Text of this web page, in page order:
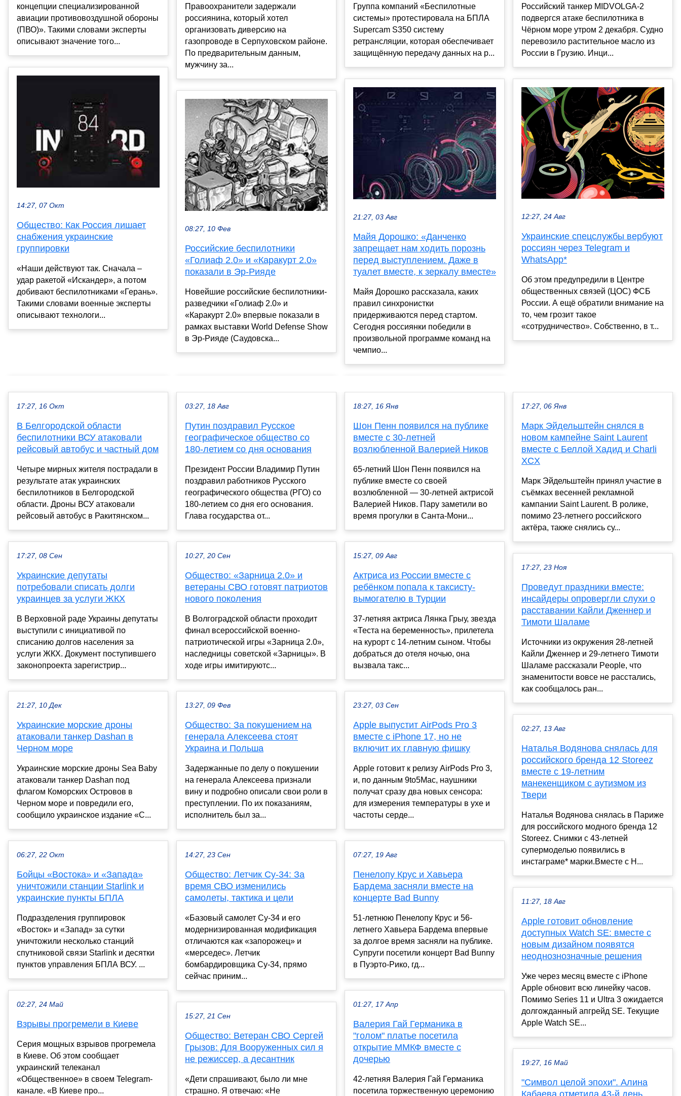
концепции специализированной
авиации противовоздушной обороны
(ПВО)». Такими словами эксперты
описывают значение того...
14:27, 07 Окт
Общество: Как Россия лишает
снабжения украинские
группировки
«Наши действуют так. Сначала –
удар ракетой «Искандер», а потом
добивают беспилотниками «Герань».
Такими словами военные эксперты
описывают технологи...
Правоохранители задержали
россиянина, который хотел
организовать диверсию на
газопроводе в Серпуховском районе.
По предварительным данным,
мужчину за...
08:27, 10 Фев
Российские беспилотники
«Голиаф 2.0» и «Каракурт 2.0»
показали в Эр-Рияде
Новейшие российские беспилотники-
разведчики «Голиаф 2.0» и
«Каракурт 2.0» впервые показали в
рамках выставки World Defense Show
в Эр-Рияде (Саудовска...
Группа компаний «Беспилотные
системы» протестировала на БПЛА
Supercam S350 систему
ретрансляции, которая обеспечивает
защищённую передачу данных на р...
21:27, 03 Авг
Майя Дорошко: «Данченко
запрещает нам ходить порознь
перед выступлением. Даже в
туалет вместе, к зеркалу вместе»
Майя Дорошко рассказала, каких
правил синхронистки
придерживаются перед стартом.
Сегодня россиянки победили в
произвольной программе команд на
чемпио...
Российский танкер MIDVOLGA-2
подвергся атаке беспилотника в
Чёрном море утром 2 декабря. Судно
перевозило растительное масло из
России в Грузию. Инци...
12:27, 24 Авг
Украинские спецслужбы вербуют
россиян через Telegram и
WhatsApp*
Об этом предупредили в Центре
общественных связей (ЦОС) ФСБ
России. А ещё обратили внимание на
то, чем грозит такое
«сотрудничество». Собственно, в т...
17:27, 16 Окт
В Белгородской области
беспилотники ВСУ атаковали
рейсовый автобус и частный дом
Четыре мирных жителя пострадали в
результате атак украинских
беспилотников в Белгородской
области. Дроны ВСУ атаковали
рейсовый автобус в Ракитянском...
17:27, 08 Сен
Украинские депутаты
потребовали списать долги
украинцев за услуги ЖКХ
В Верховной раде Украины депутаты
выступили с инициативой по
списанию долгов населения за
услуги ЖКХ. Документ поступившего
законопроекта зарегистрир...
21:27, 10 Дек
Украинские морские дроны
атаковали танкер Dashan в
Черном море
Украинские морские дроны Sea Baby
атаковали танкер Dashan под
флагом Коморских Островов в
Черном море и повредили его,
сообщило украинское издание «С...
06:27, 22 Окт
Бойцы «Востока» и «Запада»
уничтожили станции Starlink и
украинские пункты БПЛА
Подразделения группировок
«Восток» и «Запад» за сутки
уничтожили несколько станций
спутниковой связи Starlink и десятки
пунктов управления БПЛА ВСУ. ...
02:27, 24 Май
Взрывы прогремели в Киеве
Серия мощных взрывов прогремела
в Киеве. Об этом сообщает
украинский телеканал
«Общественное» в своем Telegram-
канале. «В Киеве про...
03:27, 18 Авг
Путин поздравил Русское
географическое общество со
180-летием со дня основания
Президент России Владимир Путин
поздравил работников Русского
географического общества (РГО) со
180-летием со дня его основания.
Глава государства от...
10:27, 20 Сен
Общество: «Зарница 2.0» и
ветераны СВО готовят патриотов
нового поколения
В Волгоградской области проходит
финал всероссийской военно-
патриотической игры «Зарница 2.0»,
наследницы советской «Зарницы». В
ходе игры имитируютс...
13:27, 09 Фев
Общество: За покушением на
генерала Алексеева стоят
Украина и Польша
Задержанные по делу о покушении
на генерала Алексеева признали
вину и подробно описали свои роли в
преступлении. По их показаниям,
исполнитель был за...
14:27, 23 Сен
Общество: Летчик Су-34: За
время СВО изменились
самолеты, тактика и цели
«Базовый самолет Су-34 и его
модернизированная модификация
отличаются как «запорожец» и
«мерседес». Летчик
бомбардировщика Су-34, прямо
сейчас приним...
15:27, 21 Сен
Общество: Ветеран СВО Сергей
Грызов: Для Вооруженных сил я
не режиссер, а десантник
«Дети спрашивают, было ли мне
страшно. Я отвечаю: «Не
18:27, 16 Янв
Шон Пенн появился на публике
вместе с 30-летней
возлюбленной Валерией Ников
65-летний Шон Пенн появился на
публике вместе со своей
возлюбленной — 30-летней актрисой
Валерией Ников. Пару заметили во
время прогулки в Санта-Мони...
15:27, 09 Авг
Актриса из России вместе с
ребёнком попала к таксисту-
вымогателю в Турции
37-летняя актриса Лянка Грыу, звезда
«Теста на беременность», прилетела
на курорт с 14-летним сыном. Чтобы
добраться до отеля ночью, она
вызвала такс...
23:27, 03 Сен
Apple выпустит AirPods Pro 3
вместе с iPhone 17, но не
включит их главную фишку
Apple готовит к релизу AirPods Pro 3,
и, по данным 9to5Mac, наушники
получат сразу два новых сенсора:
для измерения температуры в ухе и
частоты серде...
07:27, 19 Авг
Пенелопу Крус и Хавьера
Бардема засняли вместе на
концерте Bad Bunny
51-летнюю Пенелопу Крус и 56-
летнего Хавьера Бардема впервые
за долгое время засняли на публике.
Супруги посетили концерт Bad Bunny
в Пуэрто-Рико, гд...
01:27, 17 Апр
Валерия Гай Германика в
"голом" платье посетила
открытие ММКФ вместе с
дочерью
42-летняя Валерия Гай Германика
посетила торжественную церемонию
17:27, 06 Янв
Марк Эйдельштейн снялся в
новом кампейне Saint Laurent
вместе с Беллой Хадид и Charli
XCX
Марк Эйдельштейн принял участие в
съёмках весенней рекламной
кампании Saint Laurent. В ролике,
помимо 23-летнего российского
актёра, также снялись су...
17:27, 23 Ноя
Проведут праздники вместе:
инсайдеры опровергли слухи о
расставании Кайли Дженнер и
Тимоти Шаламе
Источники из окружения 28-летней
Кайли Дженнер и 29-летнего Тимоти
Шаламе рассказали People, что
знаменитости вовсе не расстались,
как сообщалось ран...
02:27, 13 Авг
Наталья Водянова снялась для
российского бренда 12 Storeez
вместе с 19-летним
манекенщиком с аутизмом из
Твери
Наталья Водянова снялась в Париже
для российского модного бренда 12
Storeez. Снимки с 43-летней
супермоделью появились в
инстаграме* марки.Вместе с Н...
11:27, 18 Авг
Apple готовит обновление
доступных Watch SE: вместе с
новым дизайном появятся
неоднознозначные решения
Уже через месяц вместе с iPhone
Apple обновит всю линейку часов.
Помимо Series 11 и Ultra 3 ожидается
долгожданный апгрейд SE. Текущие
Apple Watch SE...
19:27, 16 Май
"Символ целой эпохи". Алина